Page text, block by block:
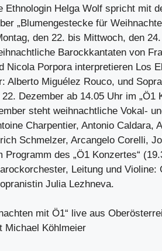
Ethnologin Helga Wolf spricht mit
„Blumengestecke für
den 22. bis Mittwoch, den
Barockkantaten von
Nicola Porpora interpretieren Los
Alberto Miguélez Rouco, und
Dezember ab 14.05 Uhr im „Ö1
steht weihnachtliche Vokal-
Charpentier, Antonio Caldara,
Schmelzer, Arcangelo Corelli,
Programm des „Ö1 Konzertes“
Leitung und Violine:
Julia Lezhneva.
mit Ö1“ live aus
Michael Köhlmeier